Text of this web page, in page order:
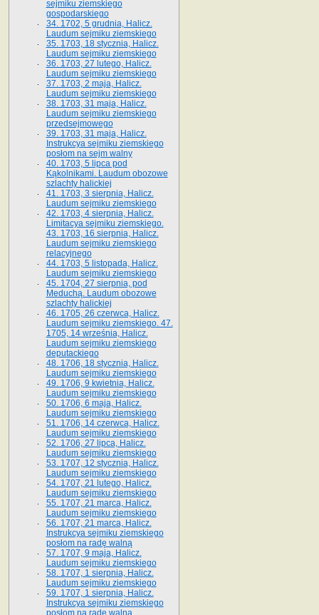
sejmiku ziemskiego
gospodarskiego
34. 1702, 5 grudnia, Halicz.
Laudum sejmiku ziemskiego
35. 1703, 18 stycznia, Halicz.
Laudum sejmiku ziemskiego
36. 1703, 27 lutego, Halicz.
Laudum sejmiku ziemskiego
37. 1703, 2 maja, Halicz.
Laudum sejmiku ziemskiego
38. 1703, 31 maja, Halicz.
Laudum sejmiku ziemskiego
przedsejmowego
39. 1703, 31 maja, Halicz.
Instrukcya sejmiku ziemskiego
posłom na sejm walny
40. 1703, 5 lipca pod
Kąkolnikami. Laudum obozowe
szlachty halickiej
41­. 1703, 3 sierpnia, Halicz.
Laudum sejmiku ziemskiego
42. 1703, 4 sierpnia, Halicz.
Limitacya sejmiku ziemskiego.
43. 1703, 16 sierpnia, Halicz.
Laudum sejmiku ziemskiego
relacyjnego
44. 1703, 5 listopada, Halicz.
Laudum sejmiku ziemskiego
45. 1704, 27 sierpnia, pod
Meduchą. Laudum obozowe
szlachty halickiej
46. 1705, 26 czerwca, Halicz.
Laudum sejmiku ziemskiego. 47.
1705, 14 września, Halicz.
Laudum sejmiku ziemskiego
deputackiego
48. 1706, 18 stycznia, Halicz.
Laudum sejmiku ziemskiego
49. 1706, 9 kwietnia, Halicz.
Laudum sejmiku ziemskiego
50. 1706, 6 maja, Halicz.
Laudum sejmiku ziemskiego
51. 1706, 14 czerwca, Halicz.
Laudum sejmiku ziemskiego
52. 1706, 27 lipca, Halicz.
Laudum sejmiku ziemskiego
53. 1707, 12 stycznia, Halicz.
Laudum sejmiku ziemskiego
54. 1707, 21 lutego, Halicz.
Laudum sejmiku ziemskiego
55. 1707, 21 marca, Halicz.
Laudum sejmiku ziemskiego
56. 1707, 21 marca, Halicz.
Instrukcya sejmiku ziemskiego
posłom na radę walną
57. 1707, 9 maja, Halicz.
Laudum sejmiku ziemskiego
58. 1707, 1 sierpnia, Halicz.
Laudum sejmiku ziemskiego
59. 1707, 1 sierpnia, Halicz.
Instrukcya sejmiku ziemskiego
posłom na radę walną